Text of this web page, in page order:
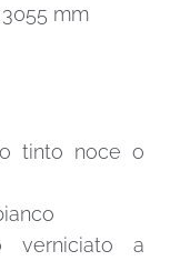
mm
tinto noce o
verniciato a